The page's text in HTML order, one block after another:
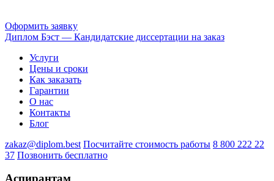
Оформить заявку
Диплом Бэст — Кандидатские диссертации на заказ
Услуги
Цены и сроки
Как заказать
Гарантии
О нас
Контакты
Блог
zakaz@diplom.best Посчитайте стоимость работы 8 800 222 22
37 Позвонить бесплатно